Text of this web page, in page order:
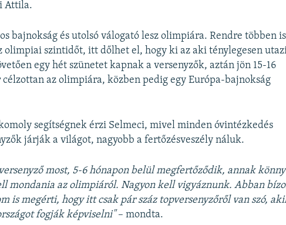
Attila.
bajnokság és utolsó válogató lesz olimpiára. Rendre többen is
olimpiai szintidőt, itt dőlhet el, hogy ki az aki ténylegesen
egy hét szünetet kapnak a versenyzők, aztán jön 15-16
az olimpiára, közben pedig egy Európa-bajnokság
segítségnek érzi Selmeci, mivel minden óvintézkedés
járják a világot, nagyobb a fertőzésveszély náluk.
most, 5-6 hónapon belül megfertőződik, annak
mondania az olimpiáról. Nagyon kell vigyáznunk. Abban
is megérti, hogy itt csak pár száz topversenyzőről van szó,
fogják képviselni"– mondta.